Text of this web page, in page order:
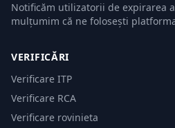
Notificăm utilizatorii de expirarea
mulțumim că ne folosești
VERIFICĂRI
Verificare ITP
Verificare RCA
Verificare rovinieta